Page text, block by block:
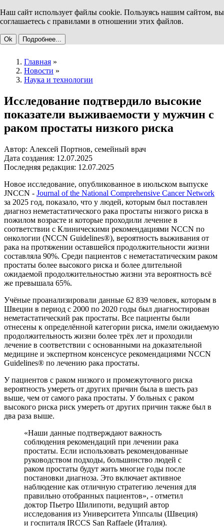
Наш сайт использует файлы cookie. Пользуясь нашим сайтом, вы
соглашаетесь с правилами в отношении этих файлов.
Ok Подробнее...
Главная »
Новости »
Наука и технологии
Исследование подтвердило высокие
показатели выживаемости у мужчин с
раком простаты низкого риска
Автор: Алексей Портнов, семейный врач
Дата создания: 12.07.2025
Последняя редакция: 12.07.2025
Новое исследование, опубликованное в июльском выпуске
JNCCN - Journal of the National Comprehensive Cancer Network
за 2025 год, показало, что у людей, которым был поставлен
диагноз неметастатического рака простаты низкого риска в
пожилом возрасте и которые проходили лечение в
соответствии с Клиническими рекомендациями NCCN по
онкологии (NCCN Guidelines®), вероятность выживания от
рака на протяжении оставшейся продолжительности жизни
составляла 90%. Среди пациентов с неметастатическим раком
простаты более высокого риска и более длительной
ожидаемой продолжительностью жизни эта вероятность всё
же превышала 65%.
Учёные проанализировали данные 62 839 человек, которым в
Швеции в период с 2000 по 2020 годы был диагностирован
неметастатический рак простаты. Все пациенты были
отнесены к определённой категории риска, имели ожидаемую
продолжительность жизни более трёх лет и проходили
лечение в соответствии с основанными на доказательной
медицине и экспертном консенсусе рекомендациями NCCN
Guidelines® по лечению рака простаты.
У пациентов с раком низкого и промежуточного риска
вероятность умереть от других причин была в шесть раз
выше, чем от самого рака простаты. У больных с раком
высокого риска риск умереть от других причин также был в
два раза выше.
«Наши данные подтверждают важность
соблюдения рекомендаций при лечении рака
простаты. Если использовать рекомендованные
руководством подходы, большинство людей с
раком простаты будут жить многие годы после
постановки диагноза. Это включает активное
наблюдение как отличную стратегию лечения для
правильно отобранных пациентов», - отметил
доктор Пьетро Шилипоти, ведущий автор
исследования из Университета Уппсалы (Швеция)
и госпиталя IRCCS San Raffaele (Италия).